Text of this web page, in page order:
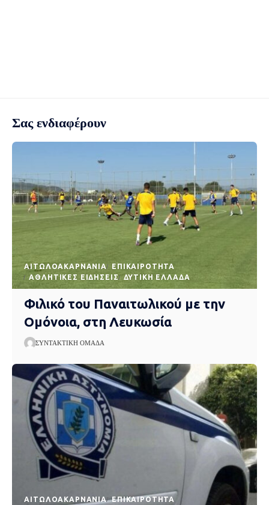
Σας ενδιαφέρουν
AΙΤΩΛΟΑΚΑΡΝΑΝΊΑ
EΠΙΚΑΙΡΌΤΗΤΑ
ΑΘΛΗΤΙΚΈΣ ΕΙΔΉΣΕΙΣ
ΔΥΤΙΚΉ ΕΛΛΆΔΑ
Φιλικό του Παναιτωλικού με την
Ομόνοια, στη Λευκωσία
ΣΥΝΤΑΚΤΙΚΉ ΟΜΆΔΑ
AΙΤΩΛΟΑΚΑΡΝΑΝΊΑ EΠΙΚΑΙΡΌΤΗΤΑ